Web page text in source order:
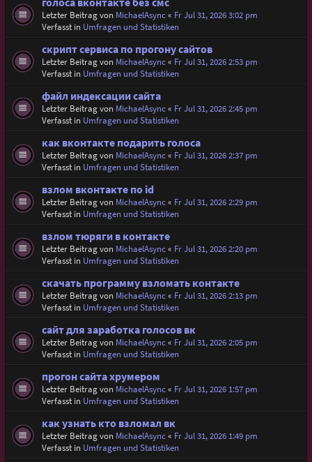
Letzter Beitrag von MichaelAsync« Fr Jul 31, 2026 3:02 pm
Verfasst in Umfragen und Statistiken
скрипт сервиса по прогону сайтов
Letzter Beitrag von MichaelAsync« Fr Jul 31, 2026 2:53 pm
Verfasst in Umfragen und Statistiken
файл индексации сайта
Letzter Beitrag von MichaelAsync« Fr Jul 31, 2026 2:45 pm
Verfasst in Umfragen und Statistiken
как вконтакте подарить голоса
Letzter Beitrag von MichaelAsync« Fr Jul 31, 2026 2:37 pm
Verfasst in Umfragen und Statistiken
взлом вконтакте по id
Letzter Beitrag von MichaelAsync« Fr Jul 31, 2026 2:29 pm
Verfasst in Umfragen und Statistiken
взлом тюряги в контакте
Letzter Beitrag von MichaelAsync« Fr Jul 31, 2026 2:20 pm
Verfasst in Umfragen und Statistiken
скачать программу взломать контакте
Letzter Beitrag von MichaelAsync« Fr Jul 31, 2026 2:13 pm
Verfasst in Umfragen und Statistiken
сайт для заработка голосов вк
Letzter Beitrag von MichaelAsync« Fr Jul 31, 2026 2:05 pm
Verfasst in Umfragen und Statistiken
прогон сайта хрумером
Letzter Beitrag von MichaelAsync« Fr Jul 31, 2026 1:57 pm
Verfasst in Umfragen und Statistiken
как узнать кто взломал вк
Letzter Beitrag von MichaelAsync« Fr Jul 31, 2026 1:49 pm
Verfasst in Umfragen und Statistiken